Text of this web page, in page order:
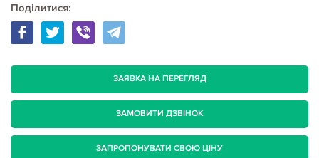
Поділитися:
ЗАЯВКА НА ПЕРЕГЛЯД
ЗАМОВИТИ ДЗВІНОК
ЗАПРОПОНУВАТИ СВОЮ ЦІНУ